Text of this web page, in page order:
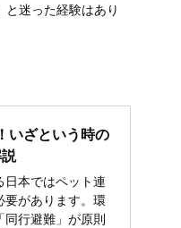
迷った経験はあり
いざという時の
日本ではペット連
要があります。環
行避難」が原則